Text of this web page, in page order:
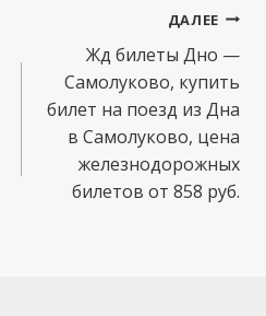
ДАЛЕЕ
Жд билеты Дно —
Самолуково, купить
билет на поезд из Дна
в Самолуково, цена
железнодорожных
билетов от 858 руб.